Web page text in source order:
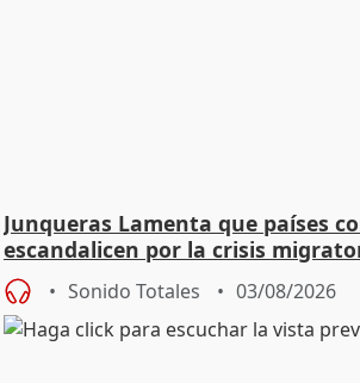
Junqueras Lamenta que países
escandalicen por la crisis
Sonido Totales 03/08/2026